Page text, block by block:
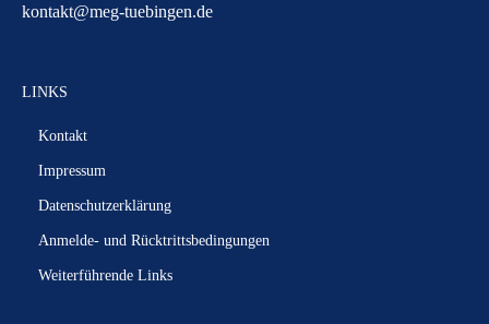
kontakt@meg-tuebingen.de
LINKS
Kontakt
Impressum
Datenschutzerklärung
Anmelde- und Rücktrittsbedingungen
Weiterführende Links